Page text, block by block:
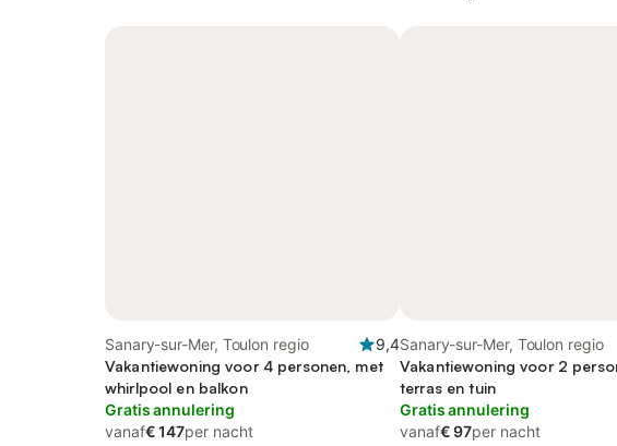
Sanary-sur-Mer, Toulon regio
9,4
Vakantiewoning voor 4 personen, met
whirlpool en balkon
Gratis annulering
vanaf€ 147per nacht
Sanary-sur-Mer, Toulon regio
Vakantiewoning voor 2
terras en tuin
Gratis annulering
vanaf€ 97per nacht